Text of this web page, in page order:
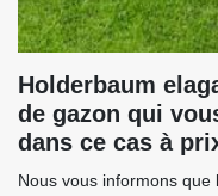
Holderbaum
de gazon qui
dans ce cas à
Nous vous informons que